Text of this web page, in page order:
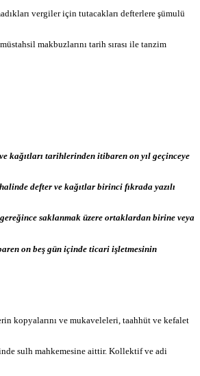
vergiler için tutacakları defterlere şümulü
makbuzlarını tarih sırası ile tanzim
kağıtları tarihlerinden itibaren on yıl geçinceye
defter ve kağıtlar birinci fıkrada yazılı
saklanmak üzere ortaklardan birine veya
on beş gün içinde ticari işletmesinin
kopyalarını ve mukaveleleri, taahhüt ve kefalet
sulh mahkemesine aittir. Kollektif ve adi